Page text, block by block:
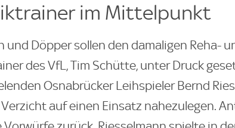
im Mittelpunkt
und Döpper sollen den damaligen Reha-
des VfL, Tim Schütte, unter Druck
Osnabrücker Leihspieler Bernd
auf einen Einsatz nahezulegen.